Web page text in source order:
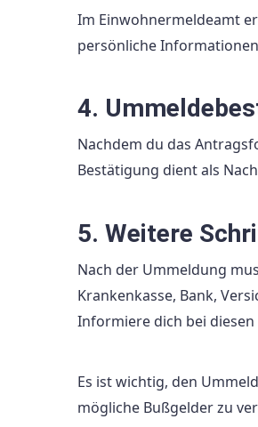
Im Einwohnermeldeamt
persönliche
4.
Nachdem du das
Bestätigung dient als
5. Weitere
Nach der Ummeldung
Krankenkasse, Bank,
Informiere dich bei
Es ist wichtig, den
mögliche Bußgelder zu